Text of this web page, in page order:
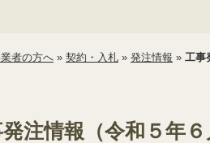
者の方へ » 契約・入札 » 発注情報 » 工事
注情報（令和５年６